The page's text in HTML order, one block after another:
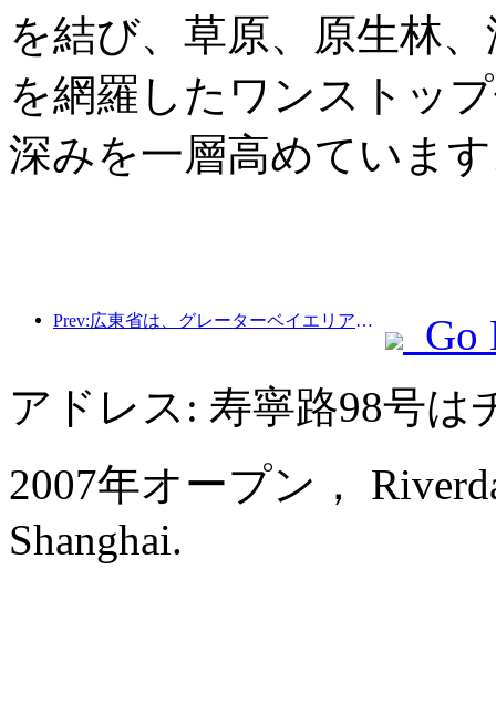
を結び、草原、原生林
を網羅したワンストッ
深みを一層高めていま
Prev:広東省は、グレーターベイエリアを世界クラスの観光地にするためのサービス産業能力拡大計画を発表した。
Go
アドレス: 寿寧路98号
2007年オープン，
Shanghai.